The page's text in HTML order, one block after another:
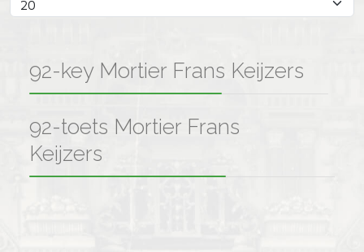
92-key Mortier Frans Keijzers
92-toets Mortier Frans
Keijzers